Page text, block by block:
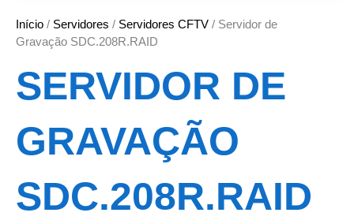
Início / Servidores / Servidores CFTV / Servidor de
Gravação SDC.208R.RAID
SERVIDOR DE
GRAVAÇÃO
SDC.208R.RAID